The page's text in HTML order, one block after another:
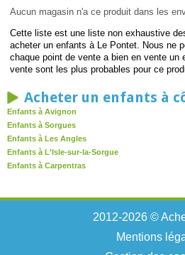
Aucun magasin n'a ce produit dans les
Cette liste est une liste non exhaustive
acheter un enfants à Le Pontet. Nous ne
chaque point de vente a bien en vente
vente sont les plus probables pour ce
Acheter un enfants à
Enfants à Avignon
Enfants à Sorgues
Enfants à Les Angles
Enfants à L'Isle-sur-la-Sorgue
Enfants à Carpentras
2012-2026 ©
Mentions